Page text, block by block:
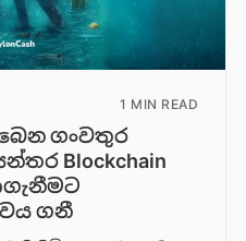
1 MIN READ
ගංවතුර
Blockchain
ග​නී